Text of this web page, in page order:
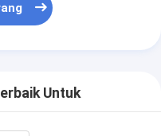
Untuk